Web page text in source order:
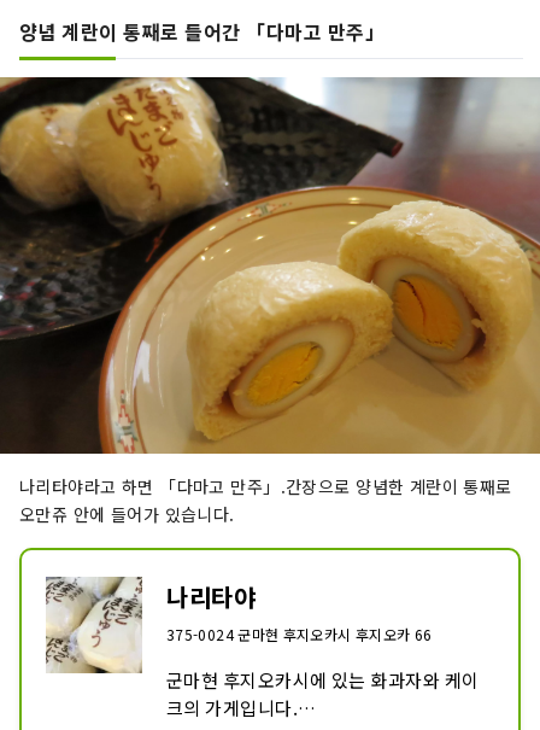
양념 계란이 통째로 들어간 「다마고 만주」
나리타야라고 하면 「다마고 만주」.간장으로 양념한 계란이 통째로
오만쥬 안에 들어가 있습니다.
나리타야
375-0024 군마현 후지오카시 후지오카 66
군마현 후지오카시에 있는 화과자와 케이
크의 가게입니다.